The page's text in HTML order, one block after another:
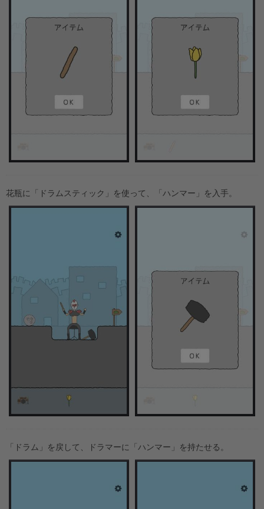
花瓶に「ドラムスティック」を使って、「ハンマー」を入手。
「ドラム」を戻して、ドラマーに「ハンマー」を持たせる。